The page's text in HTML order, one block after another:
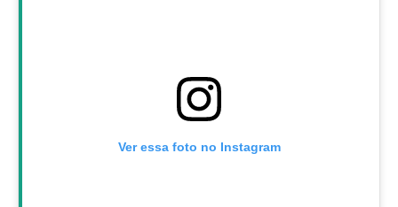
Ver essa foto no Instagram